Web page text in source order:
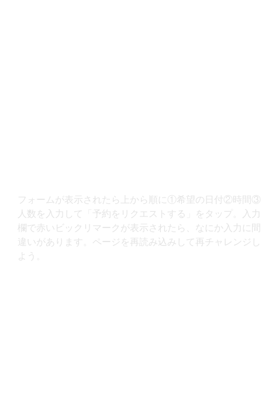
フォームが表示されたら上から順に①希望の日付②時間③
人数を入力して「予約をリクエストする」をタップ。入力
欄で赤いビックリマークが表示されたら、なにか入力に間
違いがあります。ページを再読み込みして再チャレンジし
よう。